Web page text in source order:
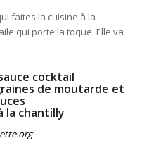
faites la cuisine à la
qui porte la toque. Elle va
cocktail
de moutarde et
la chantilly